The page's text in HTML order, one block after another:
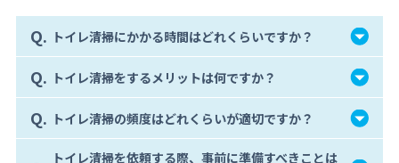
Q. トイレ清掃にかかる時間はどれくらいですか？
Q. トイレ清掃をするメリットは何ですか？
Q. トイレ清掃の頻度はどれくらいが適切ですか？
トイレ清掃を依頼する際、事前に準備すべきことは